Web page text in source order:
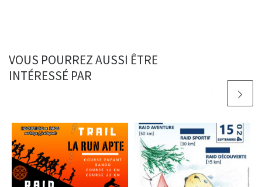
VOUS POURREZ AUSSI ÊTRE
INTÉRESSÉ PAR